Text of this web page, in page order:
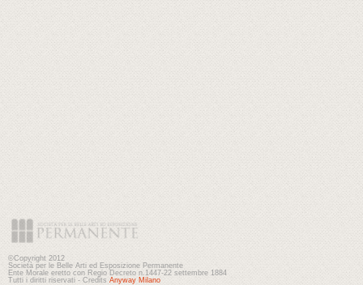
©Copyright 2012
Società per le Belle Arti ed Esposizione Permanente
Ente Morale eretto con Regio Decreto n.1447-22 settembre 1884
Tutti i diritti riservati - Credits Anyway Milano